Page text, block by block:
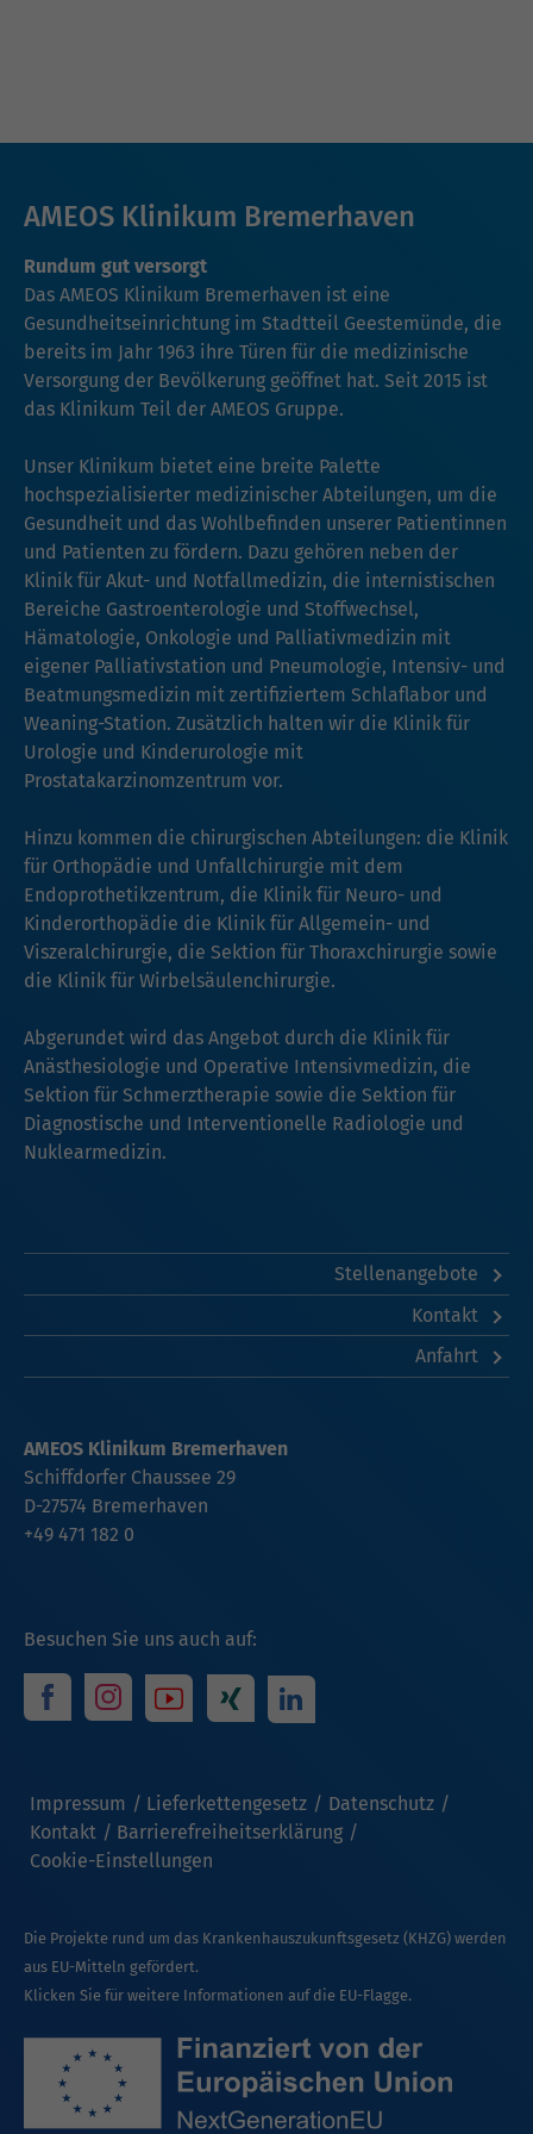
AMEOS Klinikum Bremerhaven
Rundum gut versorgt
Das AMEOS Klinikum Bremerhaven ist eine
Gesundheitseinrichtung im Stadtteil Geestemünde, die
bereits im Jahr 1963 ihre Türen für die medizinische
Versorgung der Bevölkerung geöffnet hat. Seit 2015 ist
das Klinikum Teil der AMEOS Gruppe.
Unser Klinikum bietet eine breite Palette
hochspezialisierter medizinischer Abteilungen, um die
Gesundheit und das Wohlbefinden unserer Patientinnen
und Patienten zu fördern. Dazu gehören neben der
Klinik für Akut- und Notfallmedizin, die internistischen
Bereiche Gastroenterologie und Stoffwechsel,
Hämatologie, Onkologie und Palliativmedizin mit
eigener Palliativstation und Pneumologie, Intensiv- und
Beatmungsmedizin mit zertifiziertem Schlaflabor und
Weaning-Station. Zusätzlich halten wir die Klinik für
Urologie und Kinderurologie mit
Prostatakarzinomzentrum vor.
Hinzu kommen die chirurgischen Abteilungen: die Klinik
für Orthopädie und Unfallchirurgie mit dem
Endoprothetikzentrum, die Klinik für Neuro- und
Kinderorthopädie die Klinik für Allgemein- und
Viszeralchirurgie, die Sektion für Thoraxchirurgie sowie
die Klinik für Wirbelsäulenchirurgie.
Abgerundet wird das Angebot durch die Klinik für
Anästhesiologie und Operative Intensivmedizin, die
Sektion für Schmerztherapie sowie die Sektion für
Diagnostische und Interventionelle Radiologie und
Nuklearmedizin.
Stellenangebote
Kontakt
Anfahrt
Besuchen Sie uns auch auf:
Impressum Lieferkettengesetz
Datenschutz
Kontakt
Barrierefreiheitserklärung
Cookie-Einstellungen
AMEOS Klinikum Bremerhaven
Schiffdorfer Chaussee 29
D-27574 Bremerhaven
+49 471 182 0
Die Projekte rund um das Krankenhauszukunftsgesetz (KHZG) werden
aus EU-Mitteln gefördert.
Klicken Sie für weitere Informationen auf die EU-Flagge.